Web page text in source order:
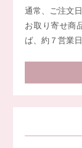
通常、ご注文
お取り寄せ商
ば、約７営業